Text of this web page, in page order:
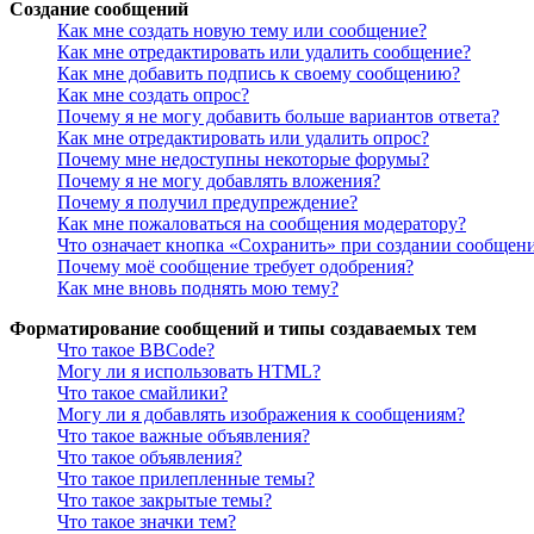
Создание сообщений
Как мне создать новую тему или сообщение?
Как мне отредактировать или удалить сообщение?
Как мне добавить подпись к своему сообщению?
Как мне создать опрос?
Почему я не могу добавить больше вариантов ответа?
Как мне отредактировать или удалить опрос?
Почему мне недоступны некоторые форумы?
Почему я не могу добавлять вложения?
Почему я получил предупреждение?
Как мне пожаловаться на сообщения модератору?
Что означает кнопка «Сохранить» при создании
Почему моё сообщение требует одобрения?
Как мне вновь поднять мою тему?
Форматирование сообщений и типы создаваемых тем
Что такое BBCode?
Могу ли я использовать HTML?
Что такое смайлики?
Могу ли я добавлять изображения к сообщениям?
Что такое важные объявления?
Что такое объявления?
Что такое прилепленные темы?
Что такое закрытые темы?
Что такое значки тем?